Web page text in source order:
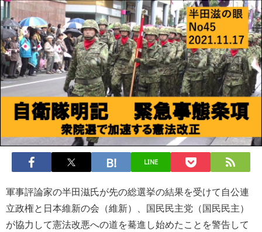
LINE
軍事評論家の半田滋氏が先の総選挙の結果を受けて自公連
立政権と日本維新の会（維新）、国民民主党（国民民主）
が協力して憲法改悪への道を驀進し始めたことを警告して